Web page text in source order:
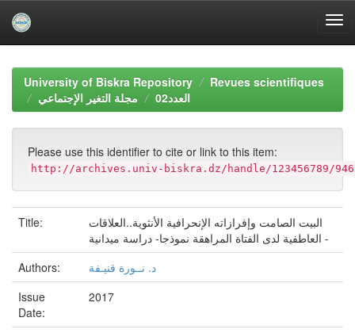
navigationUniversity of Biskra Repository
Revues scientifiques
مجلة التغير الإجتماعي
العدد02
Please use this identifier to cite or link to this item:
http://archives.univ-biskra.dz/handle/123456789/
Title:
البيت الصامت وإفرازاته الإنحرافية الأنثوية..العلاقات
العاطفية لدى الفتاة المراهقة نموذجا- دراسة ميدانية -
Authors:
د. نــورة قنيـفة
Issue
Date:
2017